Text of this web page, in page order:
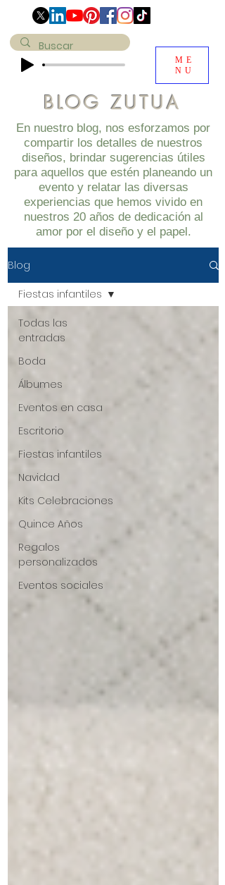
ME
NU
BLOG ZUTUA
En nuestro blog, nos esforzamos por
compartir los detalles de nuestros
diseños, brindar sugerencias útiles
para aquellos que estén planeando un
evento y relatar las diversas
experiencias que hemos vivido en
nuestros 20 años de dedicación al
amor por el diseño y el papel.
Blog
Todas las
entradas
Boda
Álbumes
Eventos en casa
Escritorio
Fiestas infantiles
Navidad
Kits Celebraciones
Quince Años
Regalos
personalizados
Eventos sociales
Fiestas infantiles